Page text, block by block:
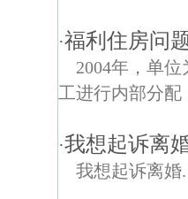
·福利住房问
2004年，单
工进行内部分
·我想起诉离
我想起诉离婚.